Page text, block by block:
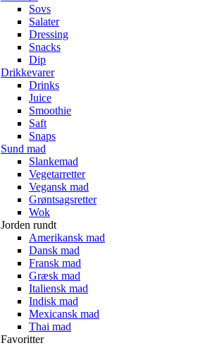
Sovs
Salater
Dressing
Snacks
Dip
Drikkevarer
Drinks
Juice
Smoothie
Saft
Snaps
Sund mad
Slankemad
Vegetarretter
Vegansk mad
Grøntsagsretter
Wok
Jorden rundt
Amerikansk mad
Dansk mad
Fransk mad
Græsk mad
Italiensk mad
Indisk mad
Mexicansk mad
Thai mad
Favoritter